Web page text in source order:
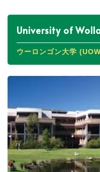
University of
ウーロンゴン大学